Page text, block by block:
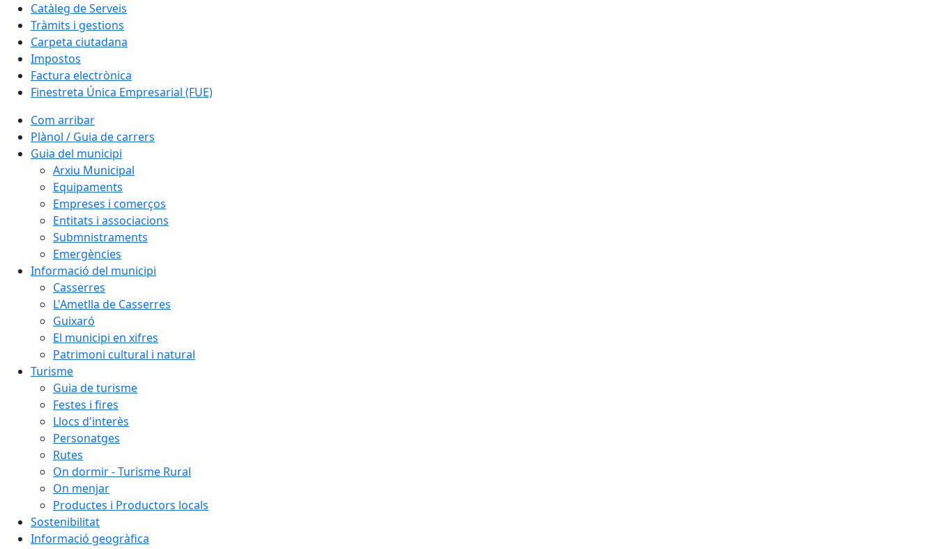
Catàleg de Serveis
Tràmits i gestions
Carpeta ciutadana
Impostos
Factura electrònica
Finestreta Única Empresarial (FUE)
Com arribar
Plànol / Guia de carrers
Guia del municipi
Arxiu Municipal
Equipaments
Empreses i comerços
Entitats i associacions
Submnistraments
Emergències
Informació del municipi
Casserres
L'Ametlla de Casserres
Guixaró
El municipi en xifres
Patrimoni cultural i natural
Turisme
Guia de turisme
Festes i fires
Llocs d'interès
Personatges
Rutes
On dormir - Turisme Rural
On menjar
Productes i Productors locals
Sostenibilitat
Informació geogràfica